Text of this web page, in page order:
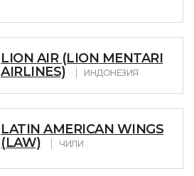
LION AIR (LION MENTARI
AIRLINES)
ИНДОНЕЗИЯ
LATIN AMERICAN WINGS
(LAW)
ЧИЛИ